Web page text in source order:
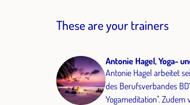
These are your trainers
Antonie Hagel, Yoga-
Antonie Hagel arbeitet
des Berufsverbandes BDY/EYU. Ihr Schwerpunkt ist dabei
Yogameditation".